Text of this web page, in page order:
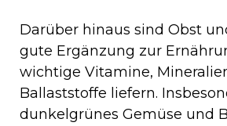
Darüber hinaus sind Obst
gute Ergänzung zur
wichtige Vitamine,
Ballaststoffe liefern.
dunkelgrünes Gemüse und